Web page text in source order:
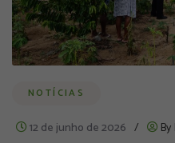
NOTÍCIAS
12 de junho de 2026 / By